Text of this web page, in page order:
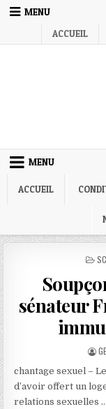
Skip
MENU
ACCUEIL
MENU
ACCUEIL
sénateur
chantage sexuel –
d’avoir offert un
relations sexuelles …